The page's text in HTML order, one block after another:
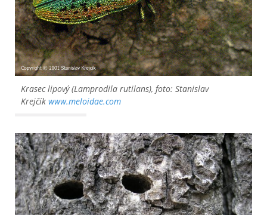
Krasec lipový (Lamprodila rutilans), foto: Stanislav
Krejčík www.meloidae.com